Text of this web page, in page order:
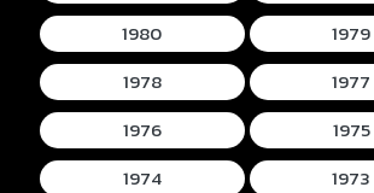
1980
1979
1978
1977
1976
1975
1974
1973